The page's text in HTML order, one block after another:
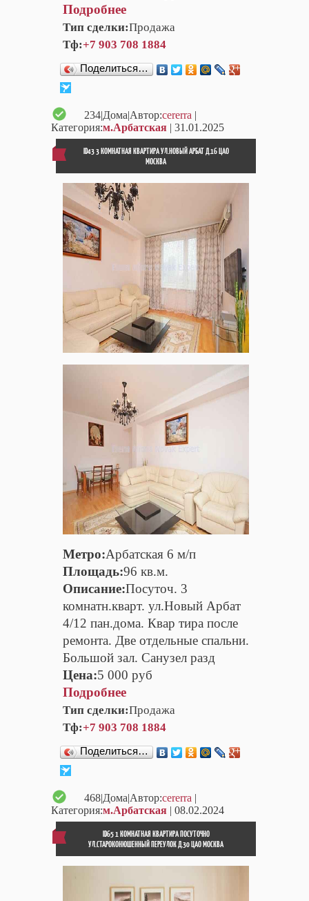
Подробнее
Тип сделки:Продажа
Тф:+7 903 708 1884
Поделиться…
234|Дома|Автор:cererra |
Категория:м.Арбатская | 31.01.2025
ID43 3 КОМНАТНAЯ КВАРТИРA УЛ.НОВЫЙ АРБАТ Д.16 ЦАО
МОСКВА
Метро:Арбатская 6 м/п
Площадь:96 кв.м.
Описание:Посуточ. 3
комнатн.кварт. ул.Новый Арбат
4/12 пан.дома. Квар тира после
ремонта. Две отдельные спальни.
Большой зал. Санузел разд
Цена:5 000 руб
Подробнее
Тип сделки:Продажа
Тф:+7 903 708 1884
Поделиться…
468|Дома|Автор:cererra |
Категория:м.Арбатская | 08.02.2024
ID65 1 КОМНАТНАЯ КВАРТИРА ПОСУТОЧНО
УЛ.СТАРОКОНЮШЕННЫЙ ПЕРЕУЛОК Д.30 ЦАО МОСКВА